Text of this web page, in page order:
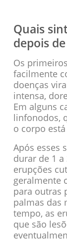
Quais
depois
Os
facilmente
doenças
intensa,
Em alguns
linfonodos,
o corpo
Após esses
durar de 1
erupções
geralmente
para outras
palmas das
tempo, as
que são